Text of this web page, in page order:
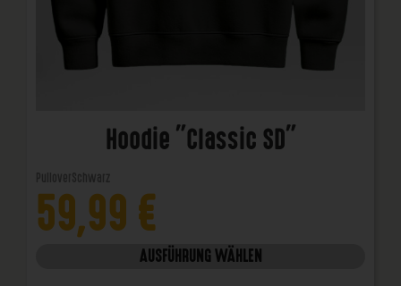
Hoodie "Classic SD"
59,99 €
AUSFÜHRUNG WÄHLEN